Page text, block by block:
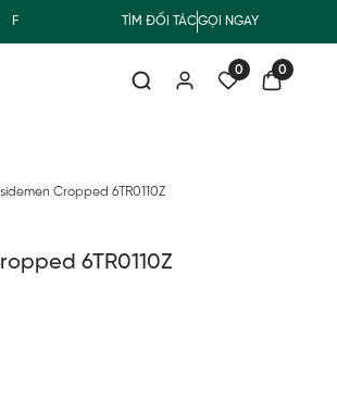
GIAO THƯỜNG CHO ĐƠN HÀNG TỪ 500.000Đ
TÌM ĐỐI TÁCGỌI NGAY
0 0
Cropped 6TR0110Z
6TR0110Z